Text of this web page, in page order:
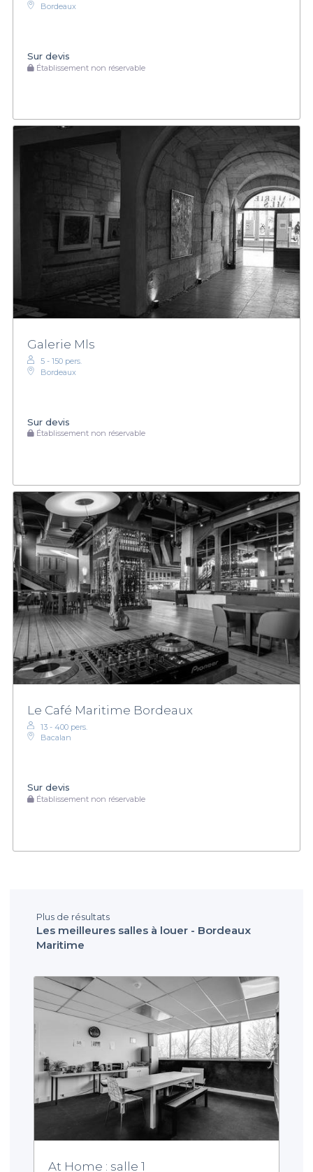
Bordeaux
Sur devis
Établissement non réservable
Galerie Mls
5 - 150 pers.
Bordeaux
Sur devis
Établissement non réservable
Le Café Maritime Bordeaux
13 - 400 pers.
Bacalan
Sur devis
Établissement non réservable
Plus de résultats
Les meilleures salles à louer - Bordeaux
Maritime
At Home : salle 1